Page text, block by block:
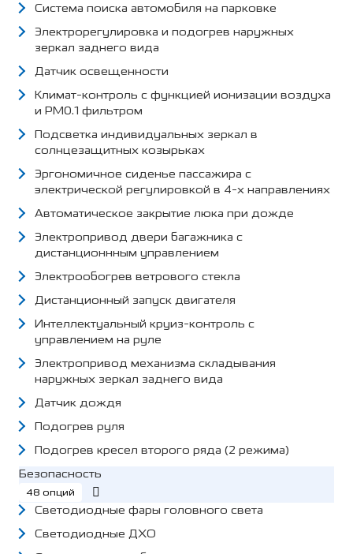
Система поиска автомобиля на парковке
Электрорегулировка и подогрев наружных
зеркал заднего вида
Датчик освещенности
Климат-контроль с функцией ионизации воздуха
и PM0.1 фильтром
Подсветка индивидуальных зеркал в
солнцезащитных козырьках
Эргономичное сиденье пассажира с
электрической регулировкой в 4-х направлениях
Автоматическое закрытие люка при дожде
Электропривод двери багажника с
дистанционнным управлением
Электрообогрев ветрового стекла
Дистанционный запуск двигателя
Интеллектуальный круиз-контроль с
управлением на руле
Электропривод механизма складывания
наружных зеркал заднего вида
Датчик дождя
Подогрев руля
Подогрев кресел второго ряда (2 режима)
Безопасность
48 опций
Светодиодные фары головного света
Светодиодные ДХО